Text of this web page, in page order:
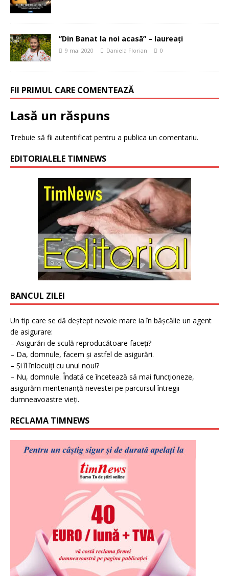
”Din Banat la noi acasă” – laureați
9 mai 2020 Daniela Florian 0
FII PRIMUL CARE COMENTEAZĂ
Lasă un răspuns
Trebuie să fii autentificat pentru a publica un comentariu.
EDITORIALELE TIMNEWS
BANCUL ZILEI
Un tip care se dă deștept nevoie mare ia în bășcălie un agent
de asigurare:
– Asigurări de sculă reproducătoare faceți?
– Da, domnule, facem și astfel de asigurări.
– Și îl înlocuiți cu unul nou!?
– Nu, domnule. Îndată ce încetează să mai funcționeze,
asigurăm mentenanță nevestei pe parcursul întregii
dumneavoastre vieți.
RECLAMA TIMNEWS